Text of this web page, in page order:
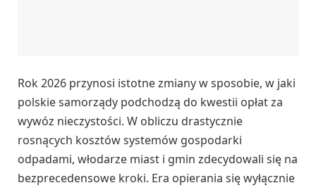
Rok 2026 przynosi istotne zmiany w sposobie, w jaki
polskie samorządy podchodzą do kwestii opłat za
wywóz nieczystości. W obliczu drastycznie
rosnących kosztów systemów gospodarki
odpadami, włodarze miast i gmin zdecydowali się na
bezprecedensowe kroki. Era opierania się wyłącznie